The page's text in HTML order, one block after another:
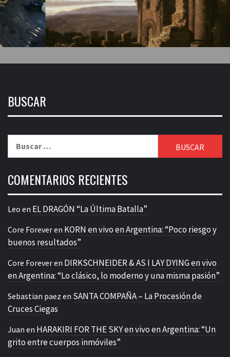
BUSCAR
COMENTARIOS RECIENTES
Leo en EL DRAGÓN “La Última Batalla”
Core Foreveren KORN en vivo en Argentina: “Poco riesgo y
buenos resultados”
Core Foreveren DIRKSCHNEIDER & AS I LAY DYING en vivo
en Argentina: “Lo clásico, lo moderno y una misma pasión”
Sebastian paez en SANTA COMPAÑA – La Procesión de
Cruces Ciegas
Juan en HARAKIRI FOR THE SKY en vivo en Argentina: “Un
grito entre cuerpos inmóviles”